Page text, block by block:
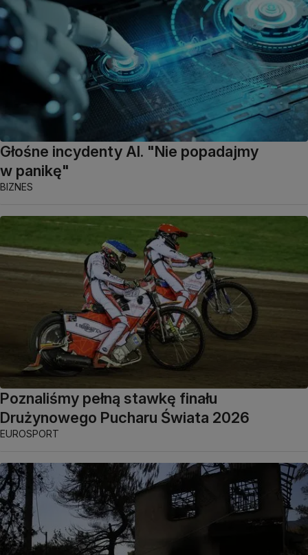
Głośne incydenty AI. "Nie popadajmy
w panikę"
BIZNES
Poznaliśmy pełną stawkę finału
Drużynowego Pucharu Świata 2026
EUROSPORT